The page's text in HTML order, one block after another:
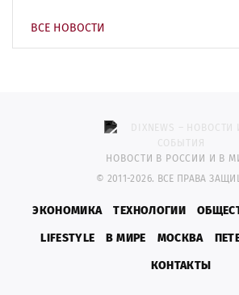
ВСЕ НОВОСТИ
НОВОСТИ В РОССИИ И В
© 2011-2026. ВСЕ ПРАВА
ЭКОНОМИКА ТЕХНОЛОГИИ
LIFESTYLE
В МИРЕ МОСКВА
КОНТАКТЫ